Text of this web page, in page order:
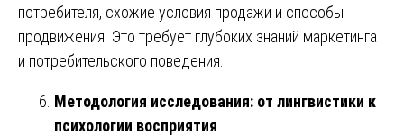
потребителя, схожие условия продажи и способы
продвижения. Это требует глубоких знаний маркетинга
и потребительского поведения.
Методология исследования: от лингвистики к
психологии восприятия